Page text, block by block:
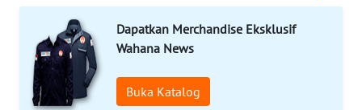
Dapatkan Merchandise Eksklusif
Wahana News
Buka Katalog
WAHANA
OTOMOTIF
WAHANA
HEALTH